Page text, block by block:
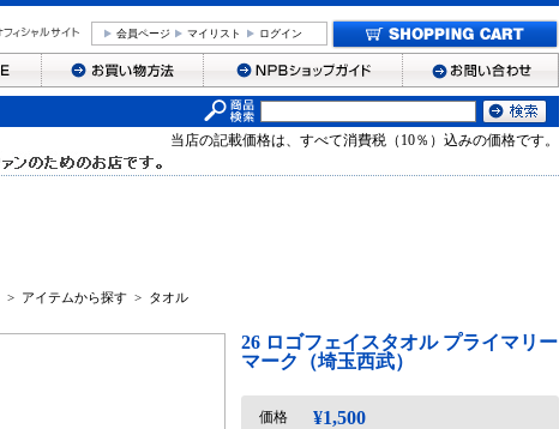
会員ページ マイリスト ログイン
当店の記載価格は、すべて消費税（10％）込みの価格です。
> アイテムから探す > タオル
26 ロゴフェイスタオル プライマリー
マーク（埼玉西武）
価格 ¥1,500